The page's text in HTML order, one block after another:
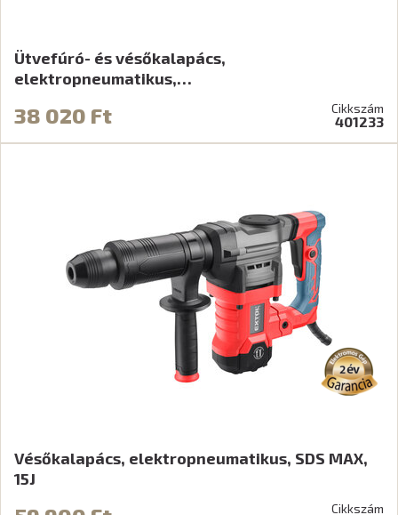
Ütvefúró- és vésőkalapács,
elektropneumatikus,…
38 020 Ft Cikkszám
401233
Vésőkalapács, elektropneumatikus, SDS MAX,
15J
Cikkszám